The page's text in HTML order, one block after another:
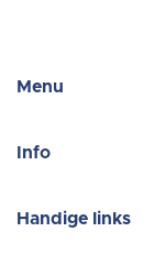
Menu
Info
Handige links